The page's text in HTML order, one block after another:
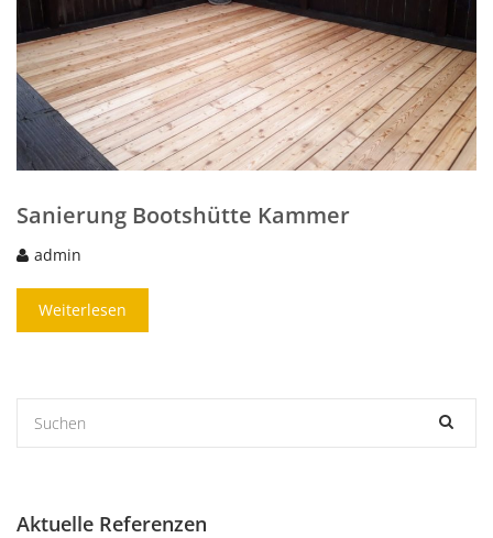
Sanierung Bootshütte Kammer
admin
Weiterlesen
Aktuelle Referenzen